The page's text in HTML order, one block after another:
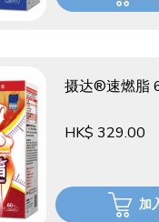
摄达®速燃脂
HK$ 329.00
加